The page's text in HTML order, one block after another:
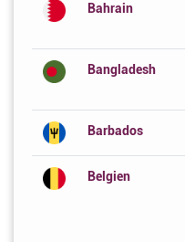
Bahrain
Bangladesh
Barbados
Belgien